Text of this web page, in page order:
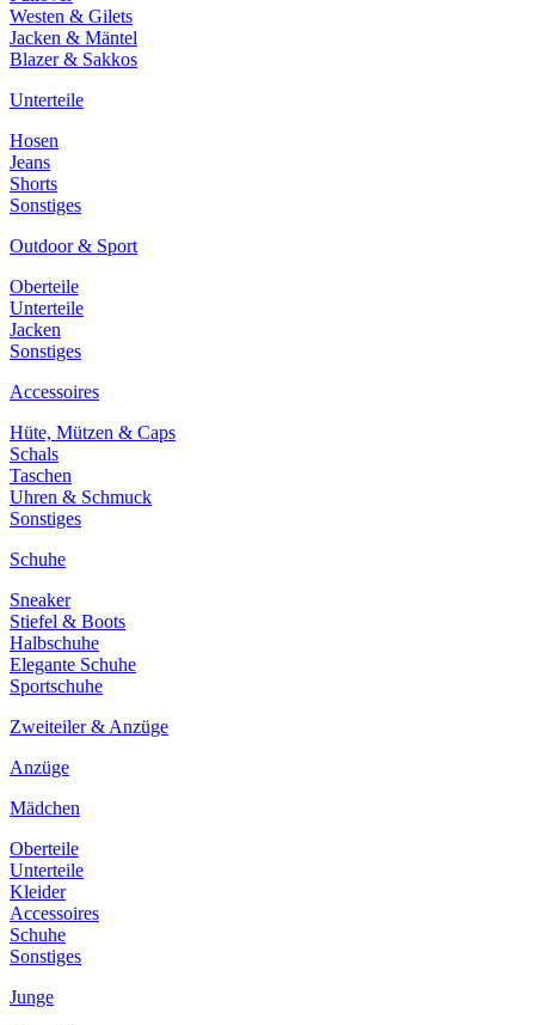
Westen & Gilets
Jacken & Mäntel
Blazer & Sakkos
Unterteile
Hosen
Jeans
Shorts
Sonstiges
Outdoor & Sport
Oberteile
Unterteile
Jacken
Sonstiges
Accessoires
Hüte, Mützen & Caps
Schals
Taschen
Uhren & Schmuck
Sonstiges
Schuhe
Sneaker
Stiefel & Boots
Halbschuhe
Elegante Schuhe
Sportschuhe
Zweiteiler & Anzüge
Anzüge
Mädchen
Oberteile
Unterteile
Kleider
Accessoires
Schuhe
Sonstiges
Junge